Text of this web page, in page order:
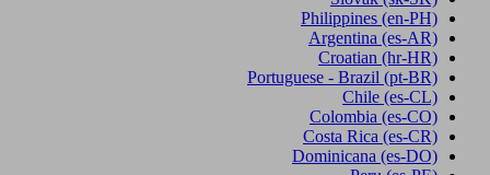
Philippines (en-PH)
Argentina (es-AR)
Croatian (hr-HR)
Portuguese - Brazil (pt-BR)
Chile (es-CL)
Colombia (es-CO)
Costa Rica (es-CR)
Dominicana (es-DO)